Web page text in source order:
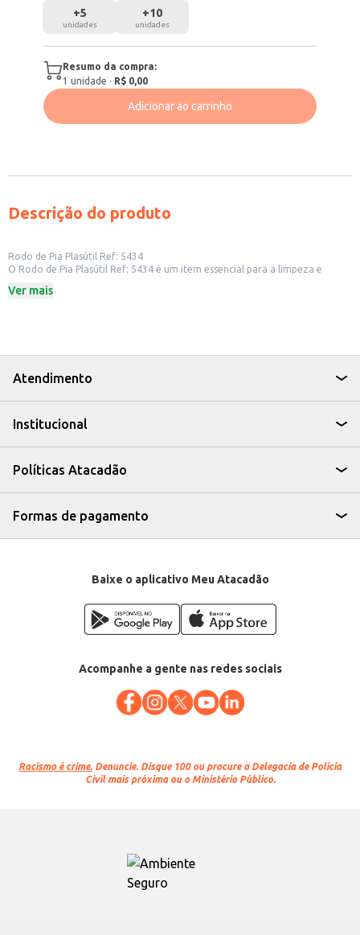
+5
unidades
+10
unidades
Resumo da compra:
1 unidade · R$ 0,00
Adicionar ao carrinho
Descrição do produto
Rodo de Pia Plasútil Ref: 5434
O Rodo de Pia Plasútil Ref: 5434 é um item essencial para a limpeza e
resíduos de superfícies lisas, este rodo oferece praticidade e eficiência no
Ideal para uso doméstico e em pequenos estabelecimentos comerciais.
O Rodo de Pia Plasútil Ref: 5434 é uma solução simples e eficaz para
manter seus espaços limpos e organizados, garantindo a praticidade que
Ver mais
Atendimento
Institucional
Políticas Atacadão
Formas de pagamento
Baixe o aplicativo Meu Atacadão
Acompanhe a gente nas redes sociais
Racismo é crime. Denuncie. Disque 100 ou procure a Delegacia de Polícia
Civil mais próxima ou o Ministério Público.